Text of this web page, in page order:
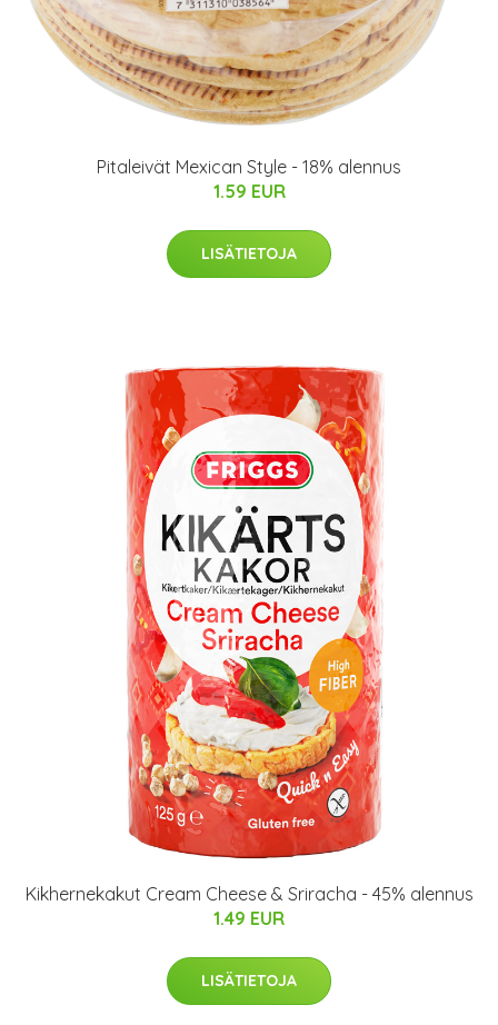
Pitaleivät Mexican Style - 18% alennus
1.59 EUR
LISÄTIETOJA
Kikhernekakut Cream Cheese & Sriracha - 45% alennus
1.49 EUR
LISÄTIETOJA